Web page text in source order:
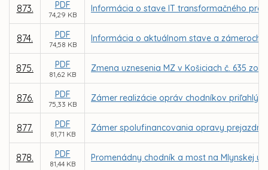
873. PDF
74,29 KB
Informácia o stave IT transformačného
874. PDF
74,58 KB
Informácia o aktuálnom stave a zámeroch
875. PDF
81,62 KB
Zmena uznesenia MZ v Košiciach č. 635
876. PDF
75,33 KB
Zámer realizácie opráv chodníkov
877. PDF
81,71 KB
Zámer spolufinancovania opravy
878. PDF
81,44 KB
Promenádny chodník a most na Mlynskej